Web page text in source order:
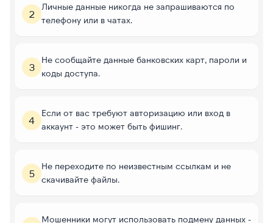
2
Личные данные никогда не запрашиваются по
телефону или в чатах.
3
Не сообщайте данные банковских карт, пароли и
коды доступа.
4
Если от вас требуют авторизацию или вход в
аккаунт - это может быть фишинг.
5
Не переходите по неизвестным ссылкам и не
скачивайте файлы.
Мошенники могут использовать подмену данных -